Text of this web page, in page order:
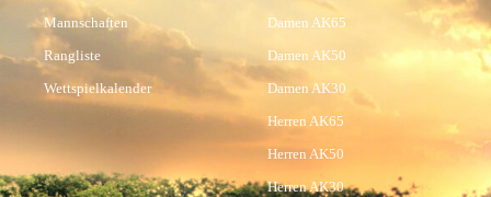
Mannschaften
Rangliste
Wettspielkalender
Damen AK65
Damen AK50
Damen AK30
Herren AK65
Herren AK50
Herren AK30